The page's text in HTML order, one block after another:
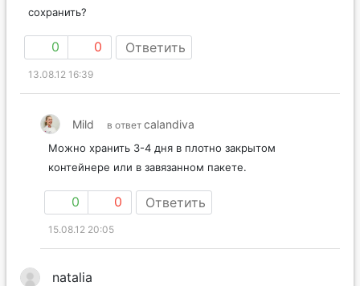
сохранить?
0 0 Ответить
13.08.12 16:39
Mild в ответ calandiva
Можно хранить 3-4 дня в плотно закрытом
контейнере или в завязанном пакете.
0 0 Ответить
15.08.12 20:05
natalia